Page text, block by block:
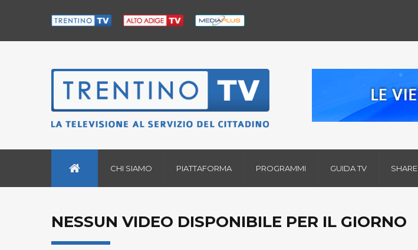
CHI SIAMO PIATTAFORMA PROGRAMMI GUIDA TV SHARE
NESSUN VIDEO DISPONIBILE PER IL GIORNO